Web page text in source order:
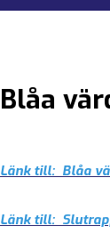
Blåa
Länk till: Blåa
Länk till: